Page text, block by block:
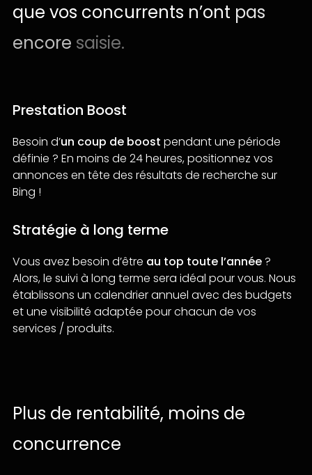
que vos concurrents n’ont pas
encore saisie.
Prestation Boost
Besoin d’un coup de boost pendant une période
définie ? En moins de 24 heures, positionnez vos
annonces en tête des résultats de recherche sur
Bing !
Stratégie à long terme
Vous avez besoin d’être au top toute l’année ?
Alors, le suivi à long terme sera idéal pour vous. Nous
établissons un calendrier annuel avec des budgets
et une visibilité adaptée pour chacun de vos
services / produits.
Plus de rentabilité, moins de
concurrence